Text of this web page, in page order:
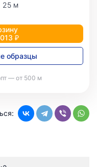
25 м
₽
образцы
— от 500 м